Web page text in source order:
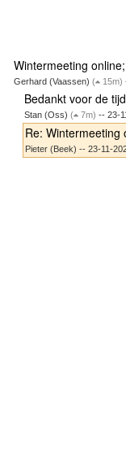
Wintermeeting
Gerhard (Vaassen) ( 15m)
Bedankt voor de
Stan (Oss) ( 7m) -- 23-
Re: Wintermeeting
Pieter (Beek) -- 23-11-